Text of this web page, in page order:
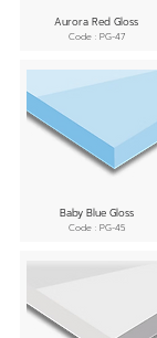
Aurora Red Gloss
Code : PG-47
Baby Blue Gloss
Code : PG-45